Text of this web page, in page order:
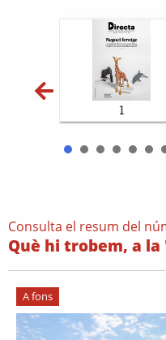
1
Consulta el resum del
Què hi trobem, a la
A fons